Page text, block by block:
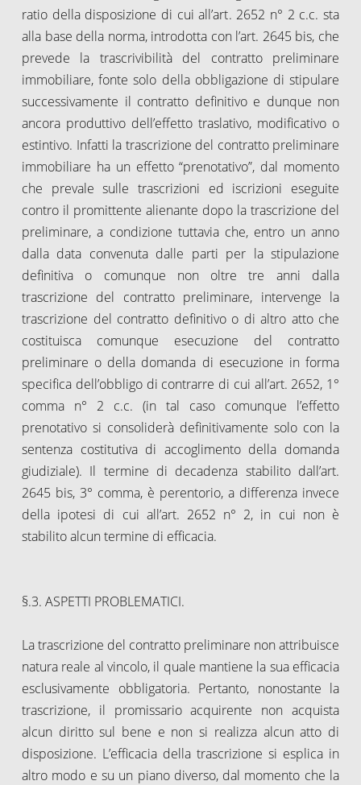
ratio della disposizione di cui all’art. 2652 n° 2 c.c. sta
alla base della norma, introdotta con l’art. 2645 bis, che
prevede la trascrivibilità del contratto preliminare
immobiliare, fonte solo della obbligazione di stipulare
successivamente il contratto definitivo e dunque non
ancora produttivo dell’effetto traslativo, modificativo o
estintivo. Infatti la trascrizione del contratto preliminare
immobiliare ha un effetto “prenotativo”, dal momento
che prevale sulle trascrizioni ed iscrizioni eseguite
contro il promittente alienante dopo la trascrizione del
preliminare, a condizione tuttavia che, entro un anno
dalla data convenuta dalle parti per la stipulazione
definitiva o comunque non oltre tre anni dalla
trascrizione del contratto preliminare, intervenge la
trascrizione del contratto definitivo o di altro atto che
costituisca comunque esecuzione del contratto
preliminare o della domanda di esecuzione in forma
specifica dell’obbligo di contrarre di cui all’art. 2652, 1°
comma n° 2 c.c. (in tal caso comunque l’effetto
prenotativo si consoliderà definitivamente solo con la
sentenza costitutiva di accoglimento della domanda
giudiziale). Il termine di decadenza stabilito dall’art.
2645 bis, 3° comma, è perentorio, a differenza invece
della ipotesi di cui all’art. 2652 n° 2, in cui non è
stabilito alcun termine di efficacia.
§.3. ASPETTI PROBLEMATICI.
La trascrizione del contratto preliminare non attribuisce
natura reale al vincolo, il quale mantiene la sua efficacia
esclusivamente obbligatoria. Pertanto, nonostante la
trascrizione, il promissario acquirente non acquista
alcun diritto sul bene e non si realizza alcun atto di
disposizione. L’efficacia della trascrizione si esplica in
altro modo e su un piano diverso, dal momento che la